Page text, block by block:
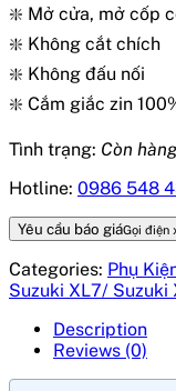
❇️ Mở cửa, mở cốp
❇️ Không cắt chích
❇️ Không đấu nối
❇️ Cắm giắc zin
Tình trạng: Còn
Hotline: 0986 548
Yêu cầu báo giáGọi điện
Categories: Phụ
Suzuki XL7/ Suzuki
Description
Reviews (0)